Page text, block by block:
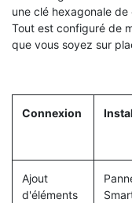
une clé hexagonale
Tout est configuré de
que vous soyez sur
Connexion
Ajout
d'éléments